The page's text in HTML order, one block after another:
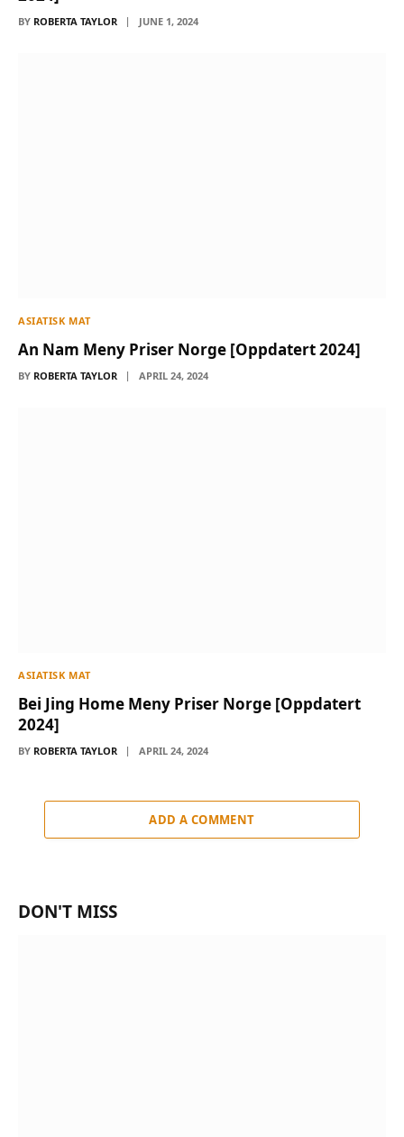
BY ROBERTA TAYLOR JUNE 1, 2024
ASIATISK MAT
An Nam Meny Priser Norge [Oppdatert 2024]
BY ROBERTA TAYLOR APRIL 24, 2024
ASIATISK MAT
Bei Jing Home Meny Priser Norge [Oppdatert
2024]
BY ROBERTA TAYLOR APRIL 24, 2024
ADD A COMMENT
DON'T MISS